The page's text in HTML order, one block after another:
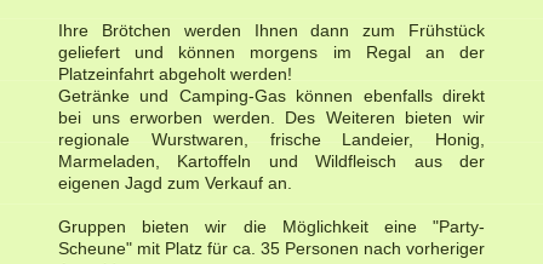
Ihre Brötchen werden Ihnen dann zum Frühstück
geliefert und können morgens im Regal an der
Platzeinfahrt abgeholt werden!
Getränke und Camping-Gas können ebenfalls direkt
bei uns erworben werden. Des Weiteren bieten wir
regionale Wurstwaren, frische Landeier, Honig,
Marmeladen, Kartoffeln und Wildfleisch aus der
eigenen Jagd zum Verkauf an.
Gruppen bieten wir die Möglichkeit eine "Party-
Scheune" mit Platz für ca. 35 Personen nach vorheriger